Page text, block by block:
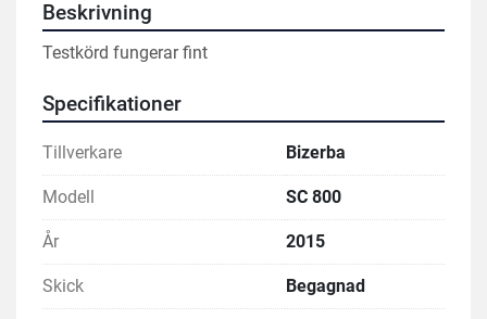
Beskrivning
Testkörd fungerar fint
Specifikationer
Tillverkare Bizerba
Modell SC 800
År 2015
Skick Begagnad